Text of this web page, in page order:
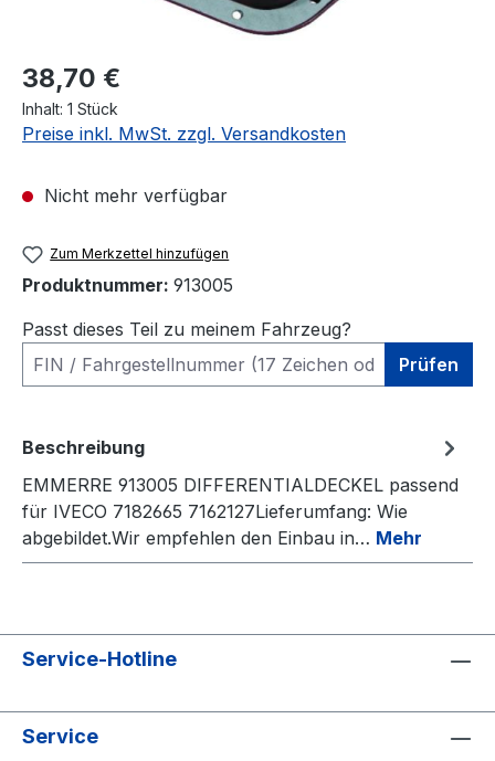
Regulärer Preis:
38,70 €
Inhalt: 1 Stück
Preise inkl. MwSt. zzgl. Versandkosten
Nicht mehr verfügbar
Zum Merkzettel hinzufügen
Produktnummer: 913005
Passt dieses Teil zu meinem Fahrzeug?
Prüfen
Beschreibung
EMMERRE 913005 DIFFERENTIALDECKEL passend
für IVECO 7182665 7162127Lieferumfang: Wie
abgebildet.Wir empfehlen den Einbau in… Mehr
Service-Hotline
Service